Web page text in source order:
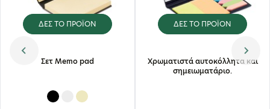
ΔΕΣ ΤΟ ΠΡΟΪΟΝ
Σετ Memo pad
ΔΕΣ ΤΟ ΠΡΟΪΟΝ
Χρωματιστά αυτοκόλλητα και
σημειωματάριο.